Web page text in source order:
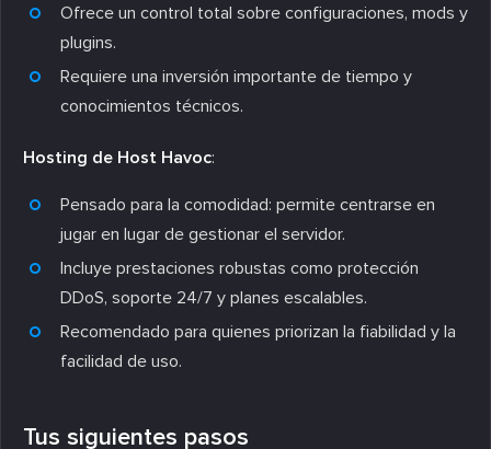
Ofrece un control total sobre configuraciones, mods y
plugins.
Requiere una inversión importante de tiempo y
conocimientos técnicos.
Hosting de Host Havoc:
Pensado para la comodidad: permite centrarse en
jugar en lugar de gestionar el servidor.
Incluye prestaciones robustas como protección
DDoS, soporte 24/7 y planes escalables.
Recomendado para quienes priorizan la fiabilidad y la
facilidad de uso.
Tus siguientes pasos